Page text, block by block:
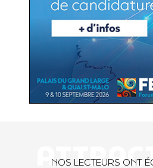
NOS LECTEURS ONT